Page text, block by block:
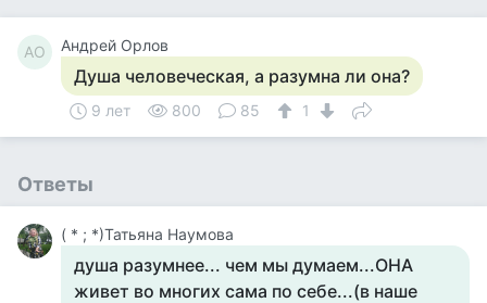
АО Андрей Орлов
Душа человеческая, а разумна ли она?
9 лет 800 85 1
Ответы
( * ; *)Татьяна Наумова
душа разумнее... чем мы думаем...ОНА
живет во многих сама по себе...(в наше